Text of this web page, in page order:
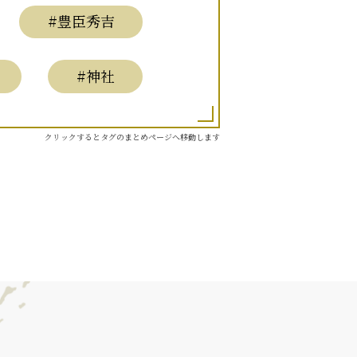
#豊臣秀吉
#神社
クリックするとタグのまとめページへ移動します